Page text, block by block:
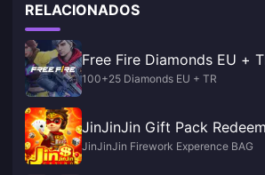
RELACIONADOS
Free Fire Diamonds EU +
100+25 Diamonds EU + TR
JinJinJin Gift Pack
JinJinJin Firework Experence BAG